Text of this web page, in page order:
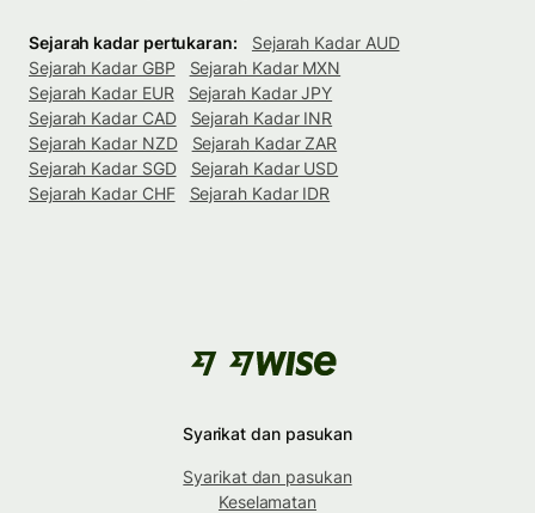
Sejarah kadar pertukaran:
Sejarah Kadar AUD
Sejarah Kadar GBP
Sejarah Kadar MXN
Sejarah Kadar EUR
Sejarah Kadar JPY
Sejarah Kadar CAD
Sejarah Kadar INR
Sejarah Kadar NZD
Sejarah Kadar ZAR
Sejarah Kadar SGD
Sejarah Kadar USD
Sejarah Kadar CHF
Sejarah Kadar IDR
Syarikat dan pasukan
Syarikat dan pasukan
Keselamatan